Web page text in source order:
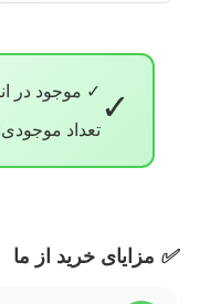
✓ ✓ موجود در
تعداد موجودی: 9
✅ مزایای خرید از ما